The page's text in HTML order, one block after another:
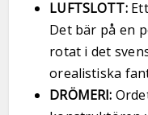
LUFTSLOTT:
Det bär på en
rotat i det
orealistiska
DRÖMERI: